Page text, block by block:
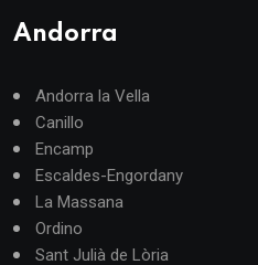
Andorra
Andorra la Vella
Canillo
Encamp
Escaldes-Engordany
La Massana
Ordino
Sant Julià de Lòria